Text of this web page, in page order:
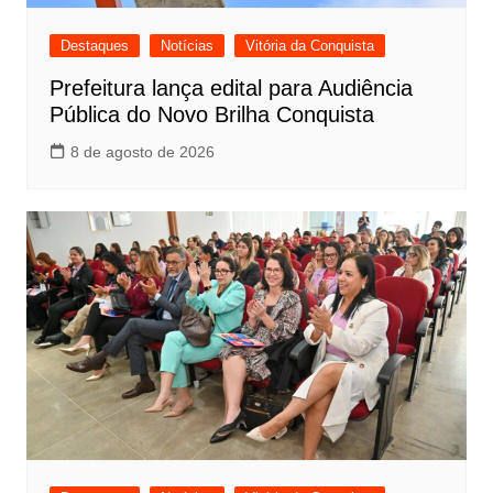
Destaques Notícias Vitória da Conquista
Prefeitura lança edital para Audiência
Pública do Novo Brilha Conquista
8 de agosto de 2026